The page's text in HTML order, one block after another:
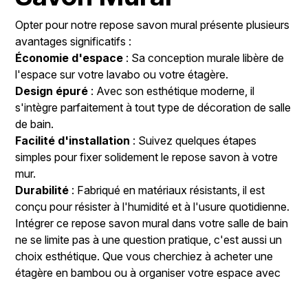
Opter pour notre repose savon mural présente plusieurs
avantages significatifs :
Économie d'espace : Sa conception murale libère de
l'espace sur votre lavabo ou votre étagère.
Design épuré : Avec son esthétique moderne, il
s'intègre parfaitement à tout type de décoration de salle
de bain.
Facilité d'installation : Suivez quelques étapes
simples pour fixer solidement le repose savon à votre
mur.
Durabilité : Fabriqué en matériaux résistants, il est
conçu pour résister à l'humidité et à l'usure quotidienne.
Intégrer ce repose savon mural dans votre salle de bain
ne se limite pas à une question pratique, c'est aussi un
choix esthétique. Que vous cherchiez à acheter une
étagère en bambou ou à organiser votre espace avec